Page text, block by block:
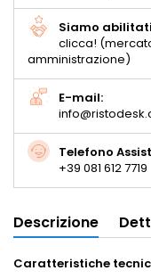
Siamo
clicca!
amministrazione)
E-mail:
Telefono
+39 081 612 7719
Descrizione
Caratteristiche